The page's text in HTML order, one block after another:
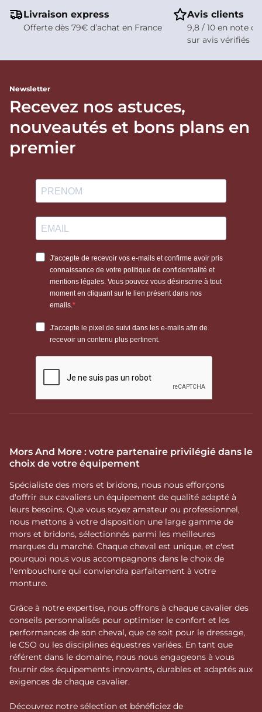
Livraison express
Offerte dès 79€ d’achat en France
Avis clients
9,8 / 10 en note
sur avis vérifiés
Newsletter
Recevez nos astuces,
nouveautés et bons plans en
premier
Mors And More : votre partenaire privilégié dans le
choix de votre équipement
Spécialiste des mors et bridons, nous nous efforçons
d'offrir aux cavaliers un équipement de qualité adapté à
leurs besoins. Que vous soyez amateur ou professionnel,
nous mettons à votre disposition une large gamme de
mors et bridons, sélectionnés parmi les meilleures
marques du marché. Chaque cheval est unique, et c'est
pourquoi nous vous accompagnons dans le choix de
l'embouchure qui conviendra parfaitement à votre
monture.
Grâce à notre expertise, nous offrons à chaque cavalier des
conseils personnalisés pour optimiser le confort et les
performances de son cheval, que ce soit pour le dressage,
le CSO ou les disciplines équestres variées. En tant que
référent dans le domaine, nous nous engageons à vous
fournir des équipements innovants, durables et adaptés aux
exigences de chaque cavalier.
Découvrez notre sélection et bénéficiez de